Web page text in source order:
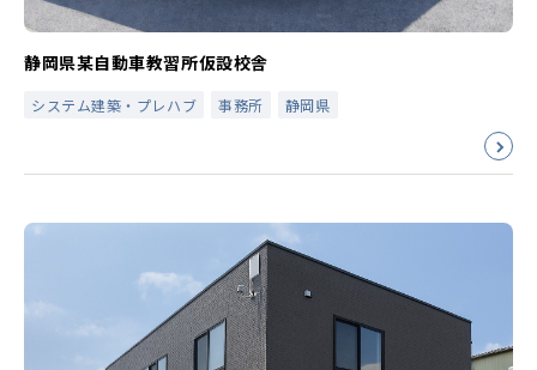
静岡県某自動車教習所仮設校舎
システム建築・プレハブ 事務所 静岡県